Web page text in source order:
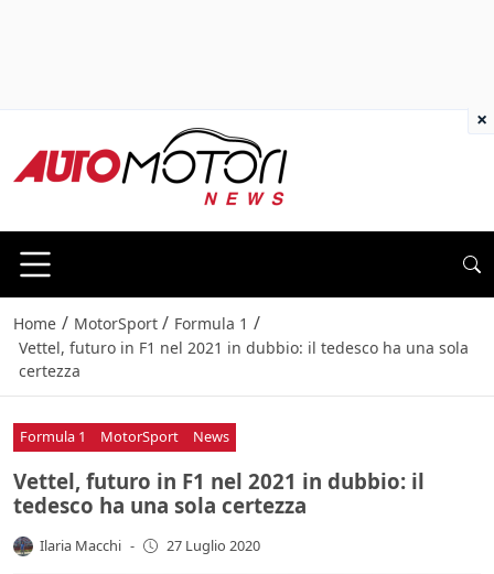
Home / MotorSport / Formula 1 /
Vettel, futuro in F1 nel 2021 in dubbio: il tedesco ha una sola
certezza
Formula 1 MotorSport News
Vettel, futuro in F1 nel 2021 in dubbio: il
tedesco ha una sola certezza
Ilaria Macchi - 27 Luglio 2020
×